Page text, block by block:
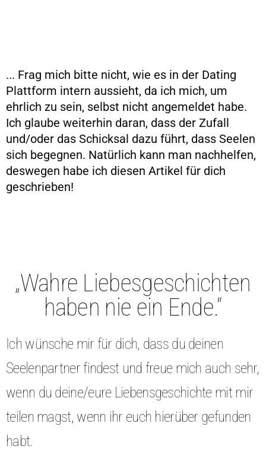
... Frag mich bitte nicht, wie es in der Dating
Plattform intern aussieht, da ich mich, um
ehrlich zu sein, selbst nicht angemeldet habe.
Ich glaube weiterhin daran, dass der Zufall
und/oder das Schicksal dazu führt, dass Seelen
sich begegnen. Natürlich kann man nachhelfen,
deswegen habe ich diesen Artikel für dich
geschrieben!
„Wahre Liebesgeschichten
haben nie ein Ende.“
Ich wünsche mir für dich, dass du deinen
Seelenpartner findest und freue mich auch sehr,
wenn du deine/eure Liebensgeschichte mit mir
teilen magst, wenn ihr euch hierüber gefunden
habt.